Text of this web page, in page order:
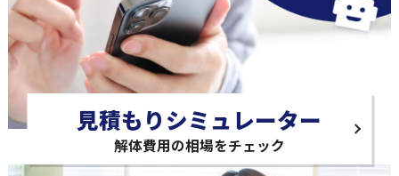
見積もりシミュレーター
解体費用の相場をチェック